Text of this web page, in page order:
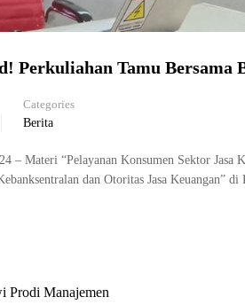
Perkuliahan Tamu Bersama
Categories
Berita
– Materi “Pelayanan Konsumen Sektor
dan Otoritas Jasa
Prodi Manajemen